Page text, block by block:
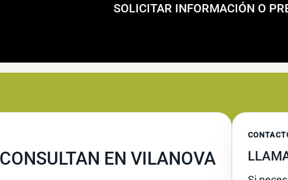
SOLICITAR INFORMACIÓN O
EN VILANOVA